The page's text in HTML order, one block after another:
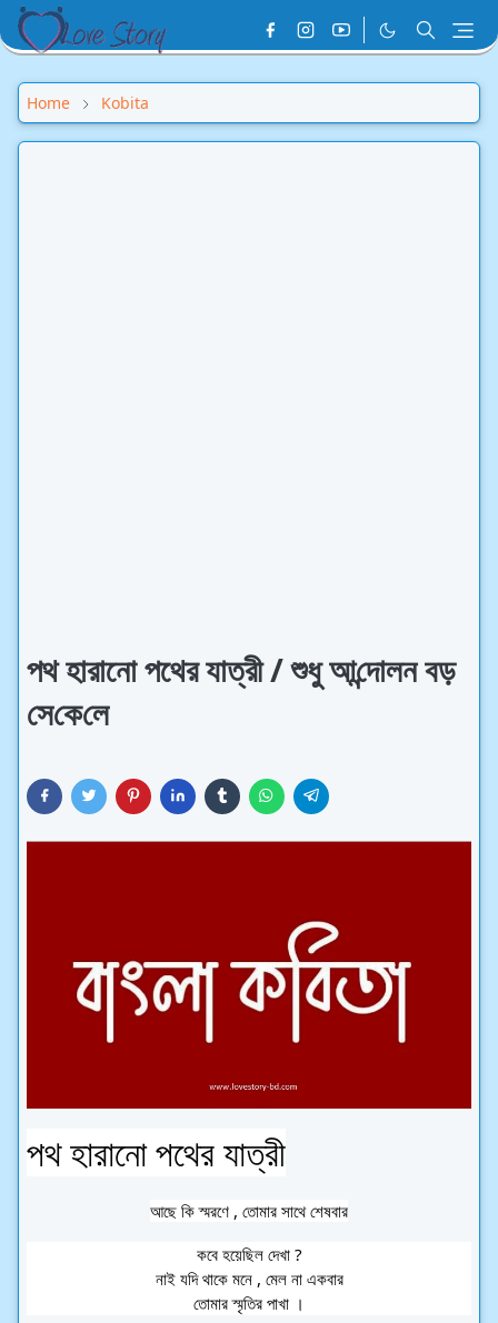
Home Kobita
পথ হারানো পথের যাত্রী / শুধু আ‌ন্দোলন বড়
সে‌কে‌লে
পথ হারানো পথের যাত্রী
আছে কি স্মরণে , তোমার সাথে শেষবার
কবে হয়েছিল দেখা ?
নাই যদি থাকে মনে , মেল না একবার
তোমার স্মৃতির পাখা ।